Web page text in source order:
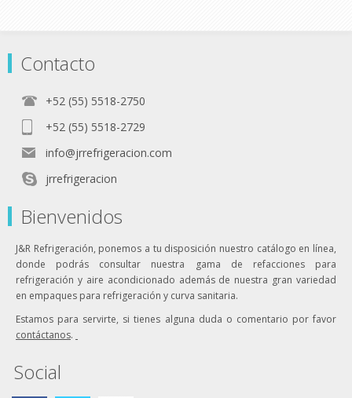
Contacto
+52 (55) 5518-2750
+52 (55) 5518-2729
info@jrrefrigeracion.com
jrrefrigeracion
Bienvenidos
J&R Refrigeración, ponemos a tu disposición nuestro catálogo en línea,
donde podrás consultar nuestra gama de refacciones para
refrigeración y aire acondicionado además de nuestra gran variedad
en empaques para refrigeración y curva sanitaria.
Estamos para servirte, si tienes alguna duda o comentario por favor
contáctanos.
Social